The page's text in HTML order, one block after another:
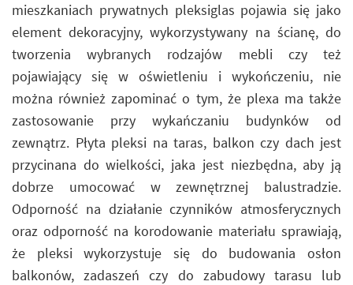
mieszkaniach prywatnych pleksiglas pojawia się jako
element dekoracyjny, wykorzystywany na ścianę, do
tworzenia wybranych rodzajów mebli czy też
pojawiający się w oświetleniu i wykończeniu, nie
można również zapominać o tym, że plexa ma także
zastosowanie przy wykańczaniu budynków od
zewnątrz. Płyta pleksi na taras, balkon czy dach jest
przycinana do wielkości, jaka jest niezbędna, aby ją
dobrze umocować w zewnętrznej balustradzie.
Odporność na działanie czynników atmosferycznych
oraz odporność na korodowanie materiału sprawiają,
że pleksi wykorzystuje się do budowania osłon
balkonów, zadaszeń czy do zabudowy tarasu lub